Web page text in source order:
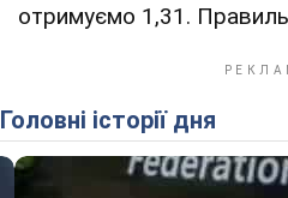
отримуємо 1,31.
Головні історії дня